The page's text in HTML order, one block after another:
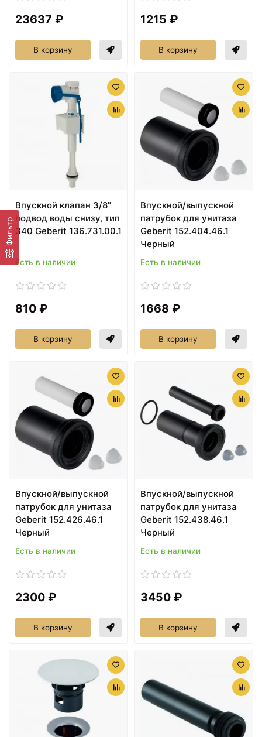
Фильтр
23637 ₽
В корзину
1215 ₽
В корзину
Впускной клапан 3/8"
подвод воды снизу, тип
340 Geberit 136.731.00.1
Есть в наличии
810 ₽
В корзину
Впускной/выпускной
патрубок для унитаза
Geberit 152.404.46.1
Черный
Есть в наличии
1668 ₽
В корзину
Впускной/выпускной
патрубок для унитаза
Geberit 152.426.46.1
Черный
Есть в наличии
2300 ₽
В корзину
Впускной/выпускной
патрубок для унитаза
Geberit 152.438.46.1
Черный
Есть в наличии
3450 ₽
В корзину